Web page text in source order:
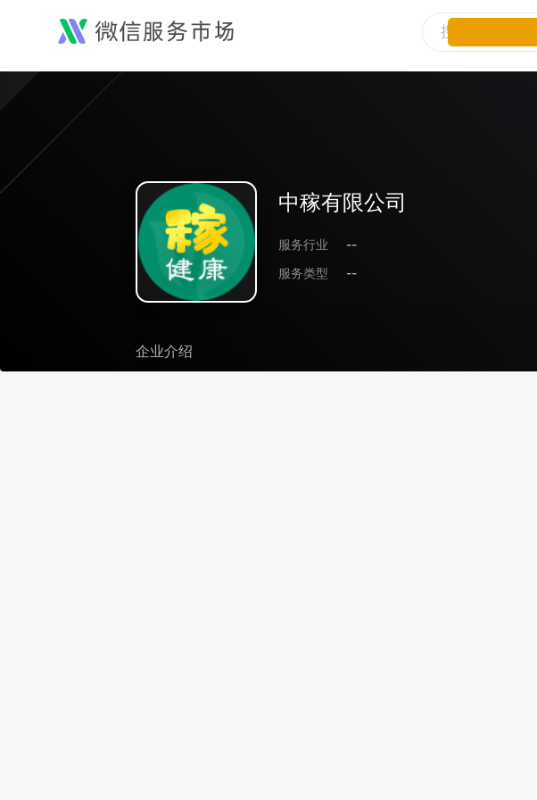
中稼有限公司
服务行业
--
服务类型
--
企业介绍